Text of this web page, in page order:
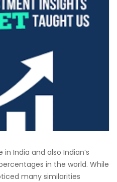
India and also Indian’s
in the world. While
many similarities